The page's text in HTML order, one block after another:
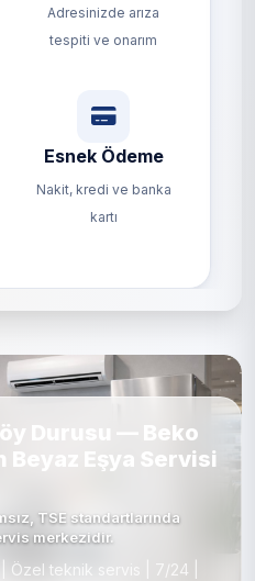
Adresinizde arıza
tespiti ve onarım
Esnek Ödeme
Nakit, kredi ve banka
kartı
Durusu — Beko
Eşya Servisi
TSE standartlarında
merkezidir.
Özel teknik servis | 7/24 |